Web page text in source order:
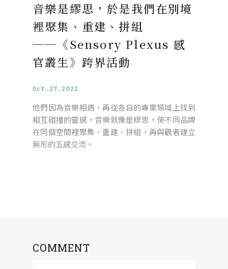
音樂是繆思，於是我們在別境
裡聚集、重建、拼組
──《Sensory Plexus 感
官叢生》跨界活動
Oct.27.2022
他們因為音樂相遇，再從各自的專業領域上找到
相互碰撞的靈感，音樂就像是繆思，使不同品牌
在同個空間裡聚集、重建、拼組，再與觀者建立
無形的五感交流。
COMMENT